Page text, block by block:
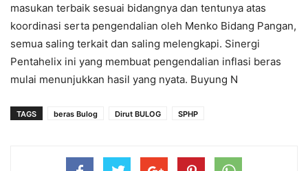
masukan terbaik sesuai bidangnya dan tentunya atas
koordinasi serta pengendalian oleh Menko Bidang Pangan,
semua saling terkait dan saling melengkapi. Sinergi
Pentahelix ini yang membuat pengendalian inflasi beras
mulai menunjukkan hasil yang nyata. Buyung N
TAGS beras Bulog Dirut BULOG SPHP